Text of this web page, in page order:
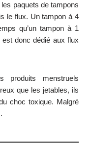
paquets de tampons
le flux. Un tampon à 4
qu’un tampon à 1
donc dédié aux flux
menstruels
que les jetables, ils
choc toxique. Malgré